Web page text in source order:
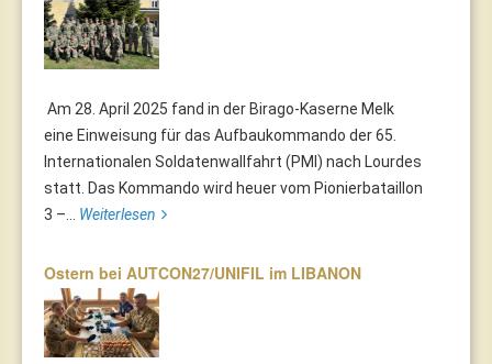
Am 28. April 2025 fand in der Birago-Kaserne Melk
eine Einweisung für das Aufbaukommando der 65.
Internationalen Soldatenwallfahrt (PMI) nach Lourdes
statt. Das Kommando wird heuer vom Pionierbataillon
3 –... Weiterlesen
Ostern bei AUTCON27/UNIFIL im LIBANON